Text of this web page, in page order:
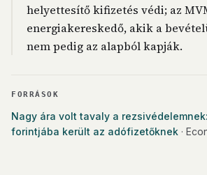
helyettesítő kifizetés védi; az
energiakereskedő, akik a
nem pedig az alapból kapják.
FORRÁSOK
Nagy ára volt tavaly a
forintjába került az adófizetőknek ·